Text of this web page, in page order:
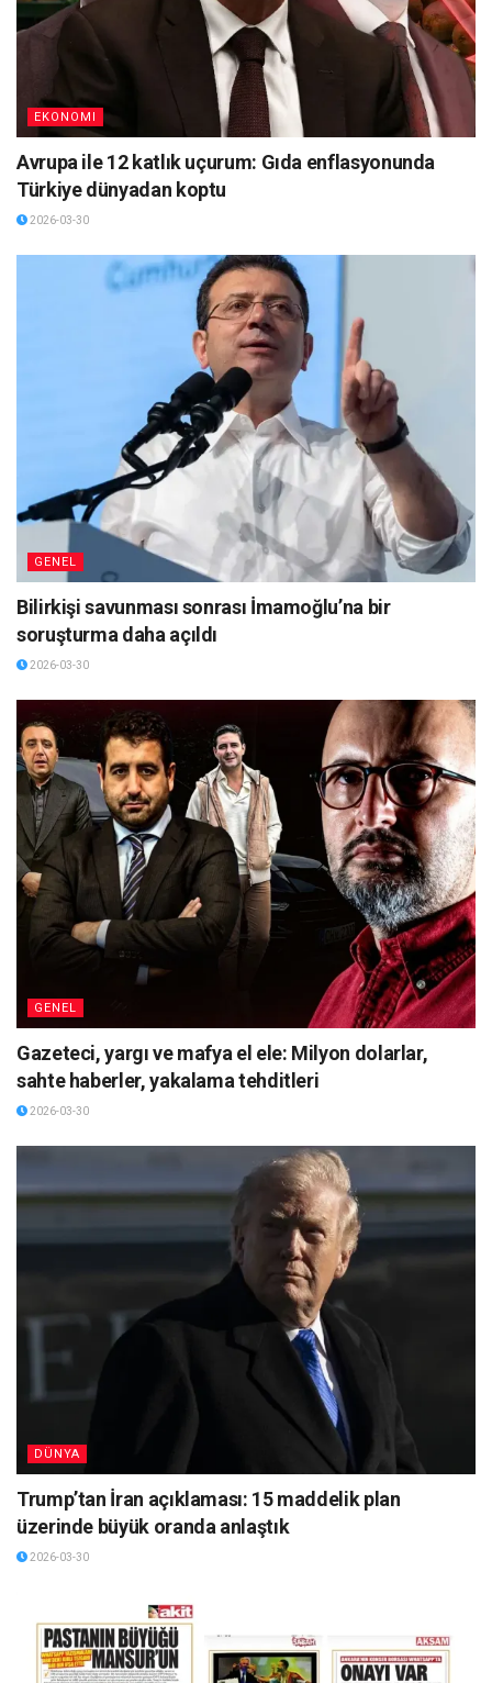
EKONOMI
Avrupa ile 12 katlık uçurum: Gıda enflasyonunda
Türkiye dünyadan koptu
2026-03-30
GENEL
Bilirkişi savunması sonrası İmamoğlu’na bir
soruşturma daha açıldı
2026-03-30
GENEL
Gazeteci, yargı ve mafya el ele: Milyon dolarlar,
sahte haberler, yakalama tehditleri
2026-03-30
DÜNYA
Trump’tan İran açıklaması: 15 maddelik plan
üzerinde büyük oranda anlaştık
2026-03-30